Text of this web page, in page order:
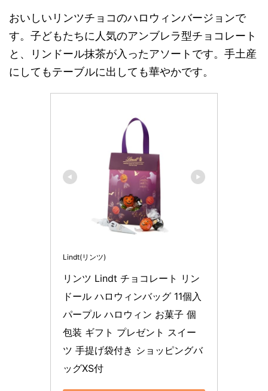
おいしいリンツチョコのハロウィンバージョンで
す。子どもたちに人気のアンブレラ型チョコレート
と、リンドール抹茶が入ったアソートです。手土産
にしてもテーブルに出しても華やかです。
Lindt(リンツ)
リンツ Lindt チョコレート リン
ドール ハロウィンバッグ 11個入
パープル ハロウィン お菓子 個
包装 ギフト プレゼント スイー
ツ 手提げ袋付き ショッピングバ
ッグXS付